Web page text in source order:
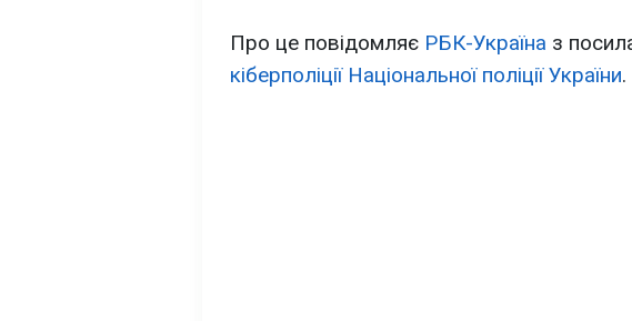
Про це повідомляє РБК-Україна з
кіберполіції Національної поліції України.